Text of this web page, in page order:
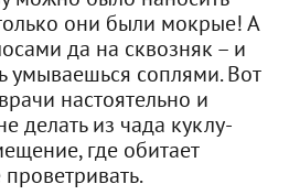
они были мокрые! А
да на сквозняк – и
умываешься соплями. Вот
настоятельно и
делать из чада куклу-
где обитает